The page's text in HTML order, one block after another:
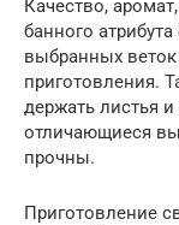
Качество,
банного
выбранных
приготовления.
держать листья
отличающиеся
прочны.
Приготовление